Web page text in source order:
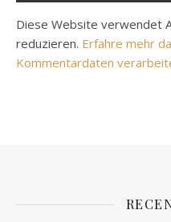
Diese Website verwendet
reduzieren. Erfahre mehr
Kommentardaten